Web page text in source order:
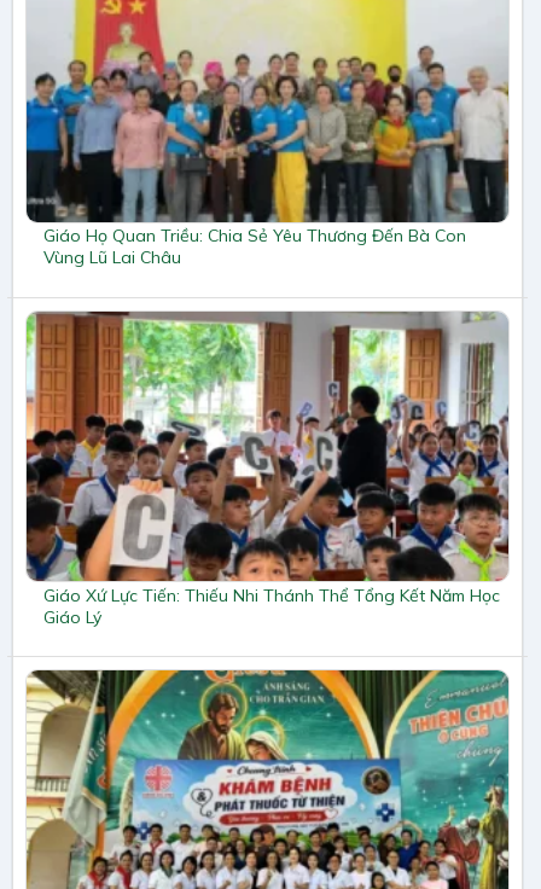
Giáo Họ Quan Triều: Chia Sẻ Yêu Thương Đến Bà Con
Vùng Lũ Lai Châu
Giáo Xứ Lực Tiến: Thiếu Nhi Thánh Thể Tổng Kết Năm Học
Giáo Lý